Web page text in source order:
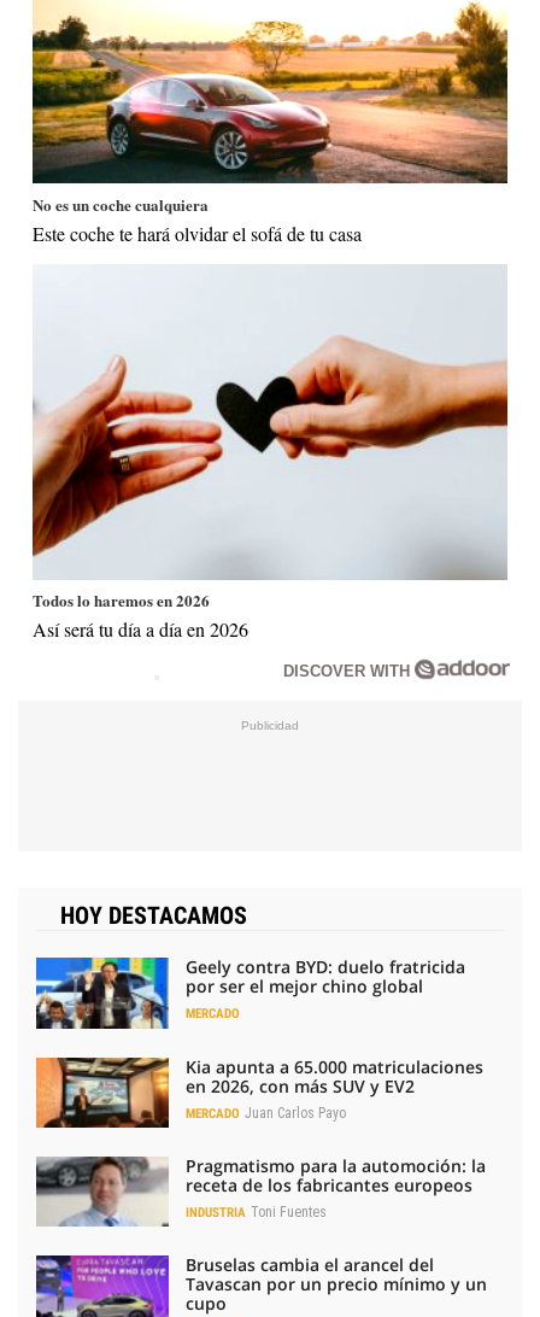
No es un coche cualquiera
Este coche te hará olvidar el sofá de tu casa
Todos lo haremos en 2026
Así será tu día a día en 2026
DISCOVER WITH
HOY DESTACAMOS
Geely contra BYD: duelo fratricida
por ser el mejor chino global
MERCADO
Kia apunta a 65.000 matriculaciones
en 2026, con más SUV y EV2
MERCADO Juan Carlos Payo
Pragmatismo para la automoción: la
receta de los fabricantes europeos
INDUSTRIA Toni Fuentes
Bruselas cambia el arancel del
Tavascan por un precio mínimo y un
cupo